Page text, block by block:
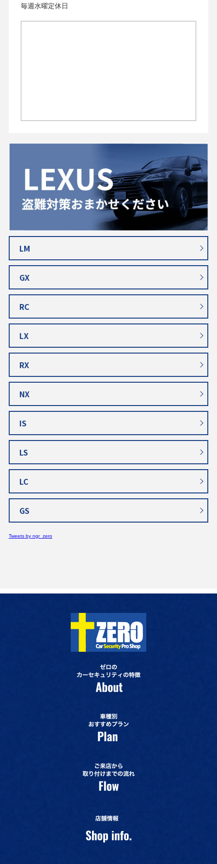
毎週水曜定休日
LM
GX
RC
LX
RX
NX
IS
LS
LC
GS
Tweets by ngr_zero